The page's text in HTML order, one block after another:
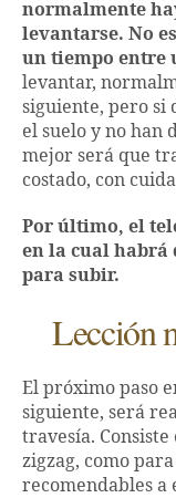
normalmente
levantarse. No
un tiempo entre
levantar,
siguiente, pero si
el suelo y no han
mejor será que
costado, con
Por último, el
en la cual habrá
para subir.
Lección
El próximo paso
siguiente, será
travesía.
zigzag, como
recomendables